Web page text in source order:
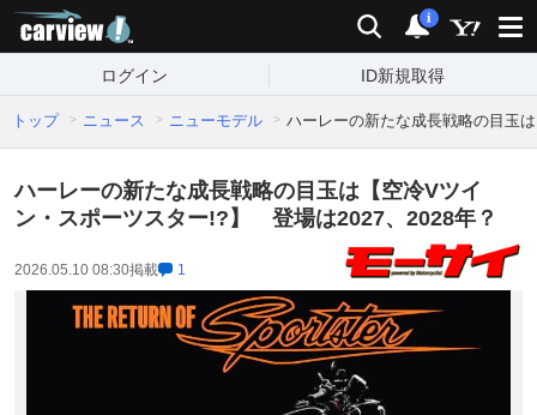
検索 通知
i
ログイン ID新規取得
トップ ニュース ニューモデル ハーレーの新たな成長戦略の目玉
ハーレーの新たな成長戦略の目玉は【空冷Vツイ
ン・スポーツスター!?】 登場は2027、2028年？
2026.05.10 08:30掲載 1